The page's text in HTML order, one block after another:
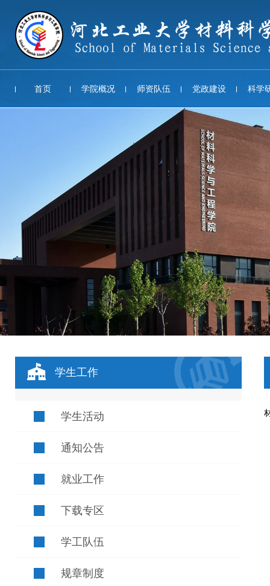
首页 学院概况 师资队伍 党政建设 科学
学生工作
学生活动
通知公告
就业工作
下载专区
学工队伍
规章制度